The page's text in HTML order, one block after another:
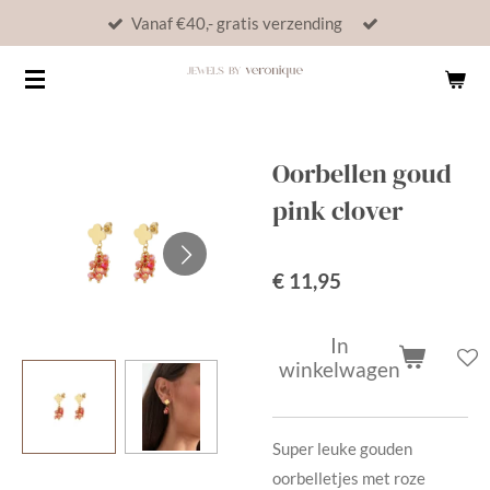
naar
Vanaf €40,- gratis verzending
Oorbellen goud
pink clover
€ 11,95
In
winkelwagen
Super leuke gouden
oorbelletjes met roze